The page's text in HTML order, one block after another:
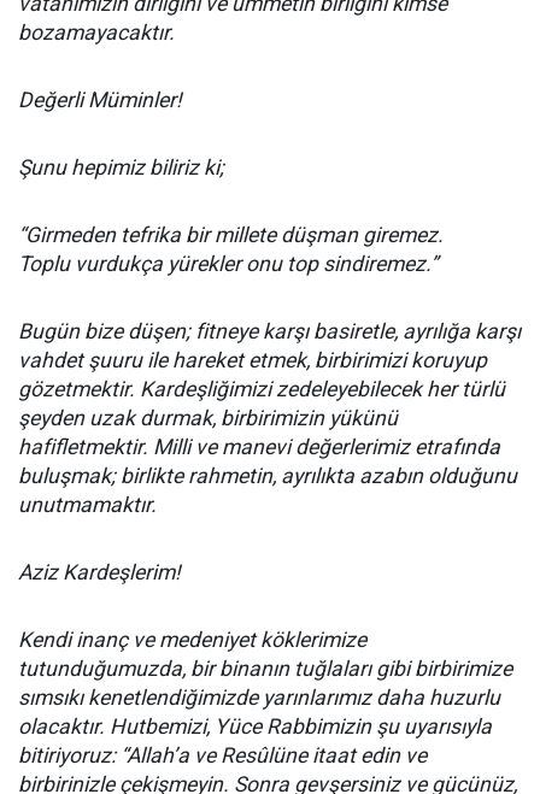
bozamayacaktır.
Değerli Müminler!
Şunu hepimiz biliriz ki;
“Girmeden tefrika bir millete düşman giremez.
Toplu vurdukça yürekler onu top sindiremez.”
Bugün bize düşen; fitneye karşı basiretle, ayrılığa karşı
vahdet şuuru ile hareket etmek, birbirimizi koruyup
gözetmektir. Kardeşliğimizi zedeleyebilecek her türlü
şeyden uzak durmak, birbirimizin yükünü
hafifletmektir. Milli ve manevi değerlerimiz etrafında
buluşmak; birlikte rahmetin, ayrılıkta azabın olduğunu
unutmamaktır.
Aziz Kardeşlerim!
Kendi inanç ve medeniyet köklerimize
tutunduğumuzda, bir binanın tuğlaları gibi birbirimize
sımsıkı kenetlendiğimizde yarınlarımız daha huzurlu
olacaktır. Hutbemizi, Yüce Rabbimizin şu uyarısıyla
bitiriyoruz: “Allah’a ve Resûlüne itaat edin ve
birbirinizle çekişmeyin. Sonra gevşersiniz ve gücünüz,